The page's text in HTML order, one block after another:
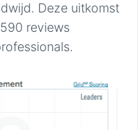
Deze uitkomst
reviews